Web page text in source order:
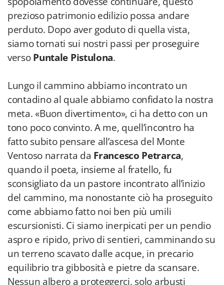
prezioso patrimonio edilizio possa andare
perduto. Dopo aver goduto di quella vista,
siamo tornati sui nostri passi per proseguire
versoPuntale Pistulona.
Lungo il cammino abbiamo incontrato un
contadino al quale abbiamo confidato la nostra
meta. «Buon divertimento», ci ha detto con un
tono poco convinto. A me, quell’incontro ha
fatto subito pensare all’ascesa del Monte
Ventoso narrata da Francesco Petrarca,
quando il poeta, insieme al fratello, fu
sconsigliato da un pastore incontrato all’inizio
del cammino, ma nonostante ciò ha proseguito
come abbiamo fatto noi ben più umili
escursionisti. Ci siamo inerpicati per un pendio
aspro e ripido, privo di sentieri, camminando su
un terreno scavato dalle acque, in precario
equilibrio tra gibbosità e pietre da scansare.
Nessun albero a proteggerci, solo arbusti